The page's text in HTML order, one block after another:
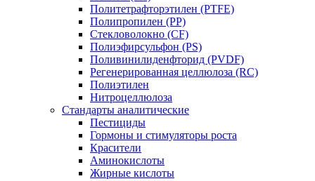
Политетрафторэтилен (PTFE)
Полипропилен (PP)
Стекловолокно (CF)
Полиэфирсульфон (PS)
Поливинилиденфторид (PVDF)
Регенерированная целлюлоза (RC)
Полиэтилен
Нитроцеллюлоза
Стандарты аналитические
Пестициды
Гормоны и стимуляторы роста
Красители
Аминокислоты
Жирные кислоты